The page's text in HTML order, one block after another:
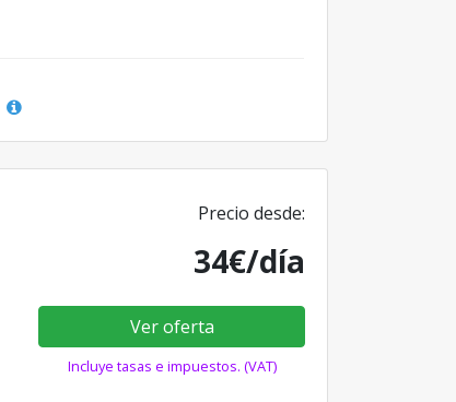
Precio desde:
34€/día
Ver oferta
Incluye tasas e impuestos. (VAT)